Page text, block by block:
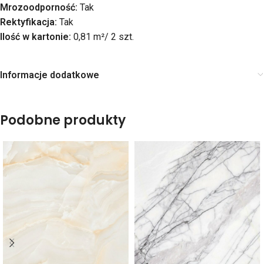
Mrozoodporność: Tak
Rektyfikacja: Tak
Ilość w kartonie: 0,81 m²/ 2 szt.
Informacje dodatkowe
Podobne produkty